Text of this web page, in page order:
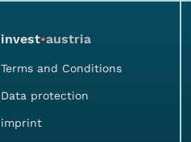
invest•austria
Terms and Conditions
Data protection
imprint